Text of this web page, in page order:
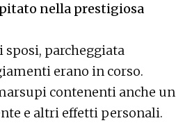
nella prestigiosa
parcheggiata
erano in corso.
contenenti anche un
e altri effetti personali.